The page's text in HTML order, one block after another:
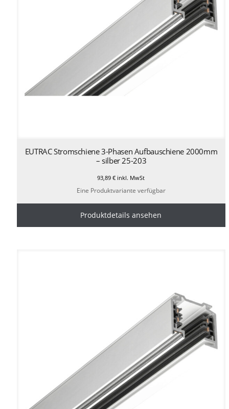
EUTRAC Stromschiene 3-Phasen Aufbauschiene 2000mm
– silber 25-203
93,89€ inkl. MwSt
Eine Produktvariante verfügbar
Produktdetails ansehen